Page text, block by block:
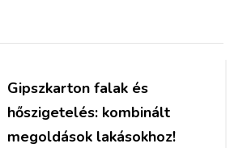
Gipszkarton falak és
hőszigetelés: kombinált
megoldások lakásokhoz!